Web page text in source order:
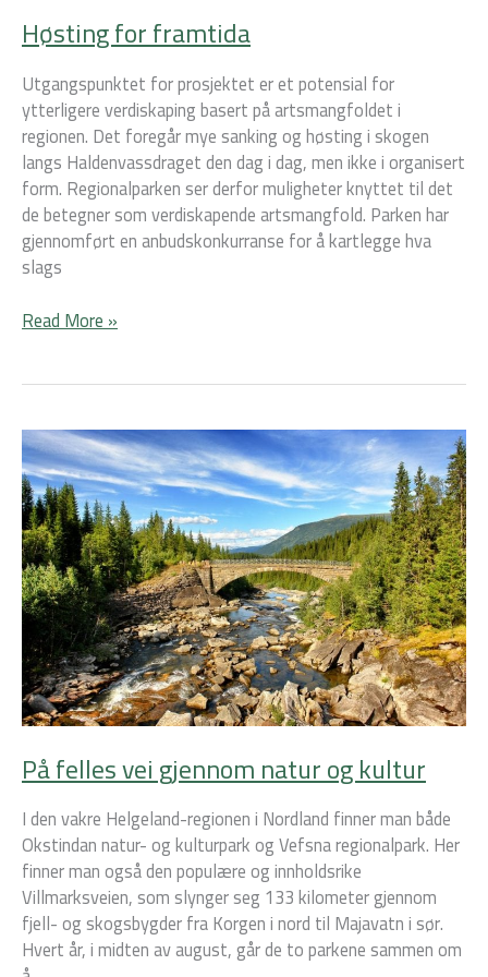
Høsting for framtida
Utgangspunktet for prosjektet er et potensial for
ytterligere verdiskaping basert på artsmangfoldet i
regionen. Det foregår mye sanking og høsting i skogen
langs Haldenvassdraget den dag i dag, men ikke i organisert
form. Regionalparken ser derfor muligheter knyttet til det
de betegner som verdiskapende artsmangfold. Parken har
gjennomført en anbudskonkurranse for å kartlegge hva
slags
Read More »
På felles vei gjennom natur og kultur
I den vakre Helgeland-regionen i Nordland finner man både
Okstindan natur- og kulturpark og Vefsna regionalpark. Her
finner man også den populære og innholdsrike
Villmarksveien, som slynger seg 133 kilometer gjennom
fjell- og skogsbygder fra Korgen i nord til Majavatn i sør.
Hvert år, i midten av august, går de to parkene sammen om
På
felles
vei
gjennom
natur
og
kultur